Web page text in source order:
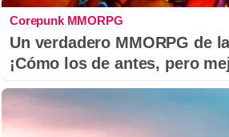
Corepunk MMORPG
Un verdadero MMORPG de
¡Cómo los de antes, pero